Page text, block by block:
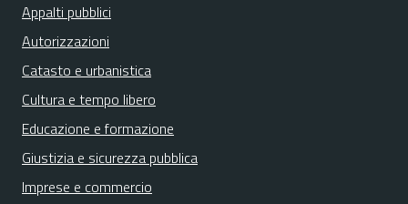
Appalti pubblici
Autorizzazioni
Catasto e urbanistica
Cultura e tempo libero
Educazione e formazione
Giustizia e sicurezza pubblica
Imprese e commercio